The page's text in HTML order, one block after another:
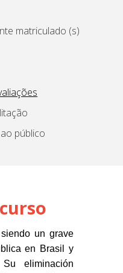
matriculado (s)
público
un grave
en Brasil y
eliminación